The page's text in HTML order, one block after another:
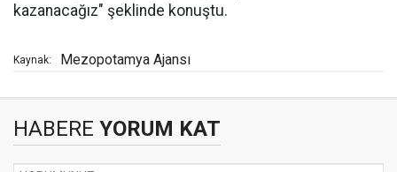
kazanacağız" şeklinde konuştu.
Kaynak: Mezopotamya Ajansı
HABERE YORUM KAT